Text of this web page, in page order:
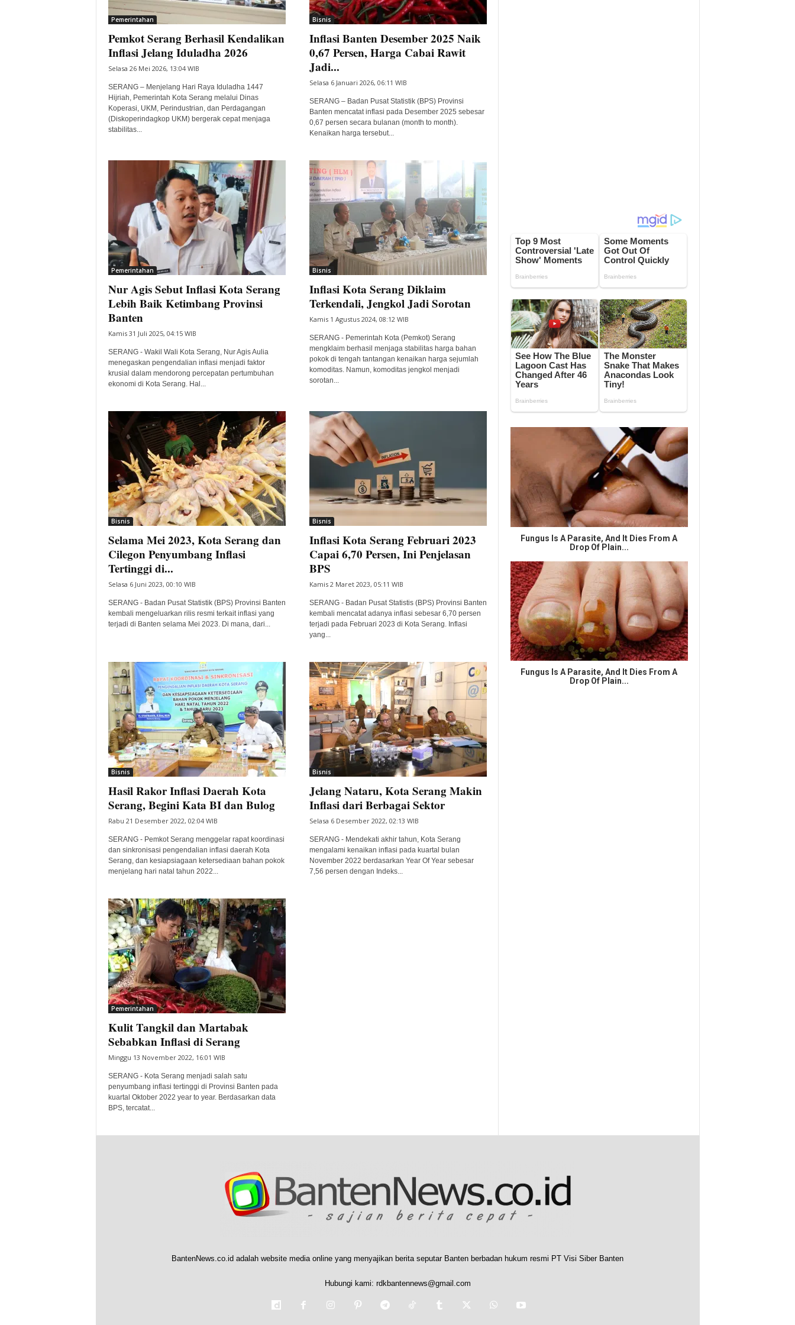
Pemerintahan
Pemkot Serang Berhasil Kendalikan
Inflasi Jelang Iduladha 2026
Selasa 26 Mei 2026, 13:04 WIB
SERANG – Menjelang Hari Raya Iduladha 1447
Hijriah, Pemerintah Kota Serang melalui Dinas
Koperasi, UKM, Perindustrian, dan Perdagangan
(Diskoperindagkop UKM) bergerak cepat menjaga
stabilitas...
Bisnis
Inflasi Banten Desember 2025 Naik
0,67 Persen, Harga Cabai Rawit
Jadi...
Selasa 6 Januari 2026, 06:11 WIB
SERANG – Badan Pusat Statistik (BPS) Provinsi
Banten mencatat inflasi pada Desember 2025 sebesar
0,67 persen secara bulanan (month to month).
Kenaikan harga tersebut...
Pemerintahan
Nur Agis Sebut Inflasi Kota Serang
Lebih Baik Ketimbang Provinsi
Banten
Kamis 31 Juli 2025, 04:15 WIB
SERANG - Wakil Wali Kota Serang, Nur Agis Aulia
menegaskan pengendalian inflasi menjadi faktor
krusial dalam mendorong percepatan pertumbuhan
ekonomi di Kota Serang. Hal...
Bisnis
Inflasi Kota Serang Diklaim
Terkendali, Jengkol Jadi Sorotan
Kamis 1 Agustus 2024, 08:12 WIB
SERANG - Pemerintah Kota (Pemkot) Serang
mengklaim berhasil menjaga stabilitas harga bahan
pokok di tengah tantangan kenaikan harga sejumlah
komoditas. Namun, komoditas jengkol menjadi
sorotan...
Bisnis
Selama Mei 2023, Kota Serang dan
Cilegon Penyumbang Inflasi
Tertinggi di...
Selasa 6 Juni 2023, 00:10 WIB
SERANG - Badan Pusat Statistik (BPS) Provinsi Banten
kembali mengeluarkan rilis resmi terkait inflasi yang
terjadi di Banten selama Mei 2023. Di mana, dari...
Bisnis
Inflasi Kota Serang Februari 2023
Capai 6,70 Persen, Ini Penjelasan
BPS
Kamis 2 Maret 2023, 05:11 WIB
SERANG - Badan Pusat Statistis (BPS) Provinsi Banten
kembali mencatat adanya inflasi sebesar 6,70 persen
terjadi pada Februari 2023 di Kota Serang. Inflasi
yang...
Bisnis
Hasil Rakor Inflasi Daerah Kota
Serang, Begini Kata BI dan Bulog
Rabu 21 Desember 2022, 02:04 WIB
SERANG - Pemkot Serang menggelar rapat koordinasi
dan sinkronisasi pengendalian inflasi daerah Kota
Serang, dan kesiapsiagaan ketersediaan bahan pokok
menjelang hari natal tahun 2022...
Bisnis
Jelang Nataru, Kota Serang Makin
Inflasi dari Berbagai Sektor
Selasa 6 Desember 2022, 02:13 WIB
SERANG - Mendekati akhir tahun, Kota Serang
mengalami kenaikan inflasi pada kuartal bulan
November 2022 berdasarkan Year Of Year sebesar
7,56 persen dengan Indeks...
Pemerintahan
Kulit Tangkil dan Martabak
Sebabkan Inflasi di Serang
Minggu 13 November 2022, 16:01 WIB
SERANG - Kota Serang menjadi salah satu
penyumbang inflasi tertinggi di Provinsi Banten pada
kuartal Oktober 2022 year to year. Berdasarkan data
BPS, tercatat...
Fungus Is A Parasite, And It Dies From A
Drop Of Plain...
Fungus Is A Parasite, And It Dies From A
Drop Of Plain...
BantenNews.co.id adalah website media online yang menyajikan berita seputar Banten berbadan hukum resmi PT Visi Siber Banten
Hubungi kami: rdkbantennews@gmail.com